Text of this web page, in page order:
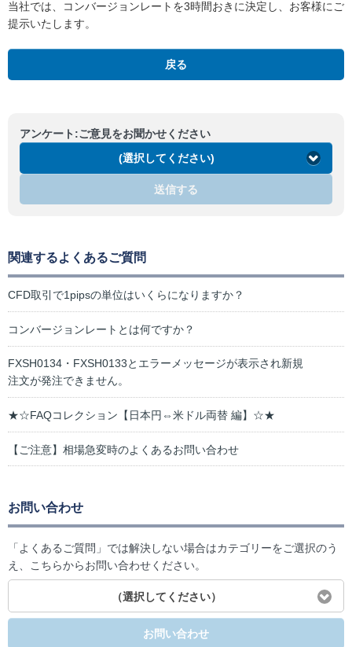
当社では、コンバージョンレートを3時間おきに決定し、お客様にご
提示いたします。
戻る
アンケート:ご意見をお聞かせください
(選択してください)
送信する
関連するよくあるご質問
CFD取引で1pipsの単位はいくらになりますか？
コンバージョンレートとは何ですか？
FXSH0134・FXSH0133とエラーメッセージが表示され新規
注文が発注できません。
★☆FAQコレクション【日本円⇔米ドル両替 編】☆★
【ご注意】相場急変時のよくあるお問い合わせ
お問い合わせ
「よくあるご質問」では解決しない場合はカテゴリーをご選択のう
え、こちらからお問い合わせください。
（選択してください）
お問い合わせ